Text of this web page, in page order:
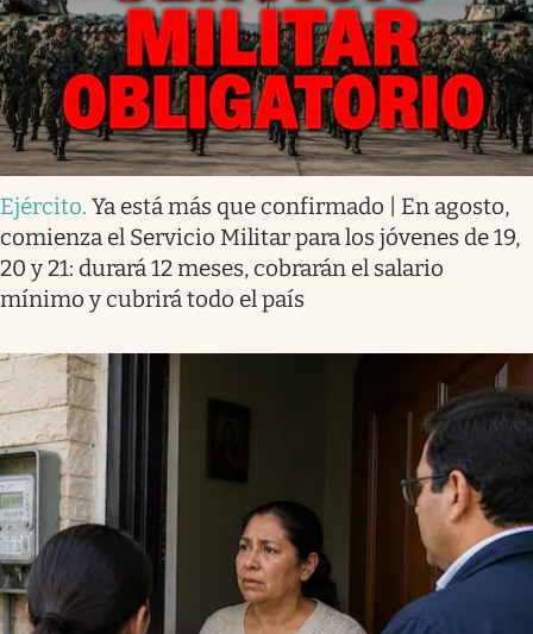
Ejército. Ya está más que confirmado | En agosto,
comienza el Servicio Militar para los jóvenes de 19,
20 y 21: durará 12 meses, cobrarán el salario
mínimo y cubrirá todo el país